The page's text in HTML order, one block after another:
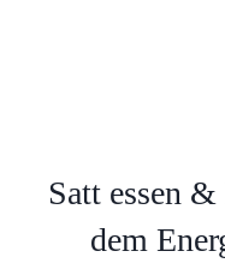
Satt essen
dem